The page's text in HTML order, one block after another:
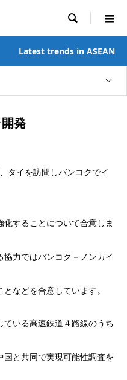

Latest trends in ASEAN
発
タイを訪問しバンコクでイ
することについて合意しま
力ではバンコク－ノンカイ
などを合意しています。
ている高速鉄道４路線のうち
国と共同で実現可能性調査を